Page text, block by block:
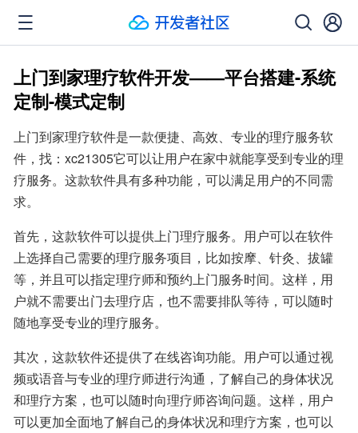
上门到家理疗软件开发——平台搭建-系统
定制-模式定制
上门到家理疗软件是一款便捷、高效、专业的理疗服务软
件，找：xc21305它可以让用户在家中就能享受到专业的理
疗服务。这款软件具有多种功能，可以满足用户的不同需
求。
首先，这款软件可以提供上门理疗服务。用户可以在软件
上选择自己需要的理疗服务项目，比如按摩、针灸、拔罐
等，并且可以指定理疗师和预约上门服务时间。这样，用
户就不需要出门去理疗店，也不需要排队等待，可以随时
随地享受专业的理疗服务。
其次，这款软件还提供了在线咨询功能。用户可以通过视
频或语音与专业的理疗师进行沟通，了解自己的身体状况
和理疗方案，也可以随时向理疗师咨询问题。这样，用户
可以更加全面地了解自己的身体状况和理疗方案，也可以